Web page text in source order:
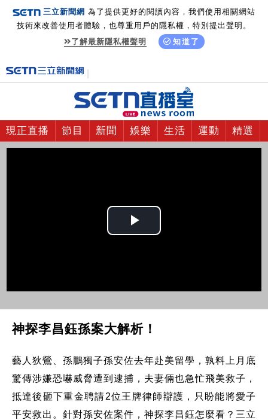
三立新聞網 為了提供更好的閱讀內容，我們使用相關網站
技術來改善使用者體驗，也尊重用戶的隱私權，特別提出聲明。
了解最新隱私權聲明
知道了
現正直播 節目 新聞 娛樂 生活 運動 精選
Play
神探李昌鈺孫案大解析！
藝人狄鶯、孫鵬獨子孫安佐去年赴美留學，孰料上月底
驚傳涉嫌恐嚇威脅遭到逮捕，夫妻倆也急忙飛美救子，
抵達後砸下重金聘請2位王牌律師辯護，只盼能將愛子
平安救出。針對孫安佐案件，神探李昌鈺怎麼看？三立